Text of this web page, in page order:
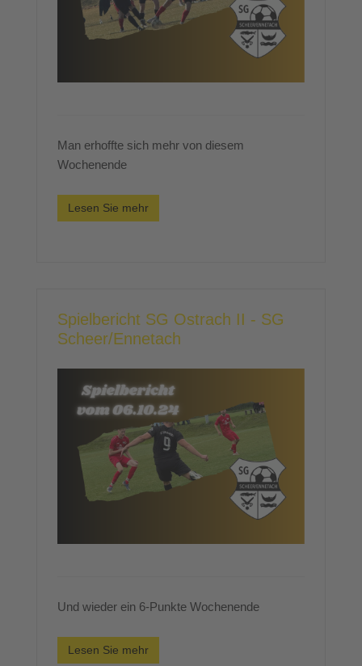
Man erhoffte sich mehr von diesem
Wochenende
Lesen Sie mehr
Spielbericht SG Ostrach II - SG
Scheer/Ennetach
Und wieder ein 6-Punkte Wochenende
Lesen Sie mehr